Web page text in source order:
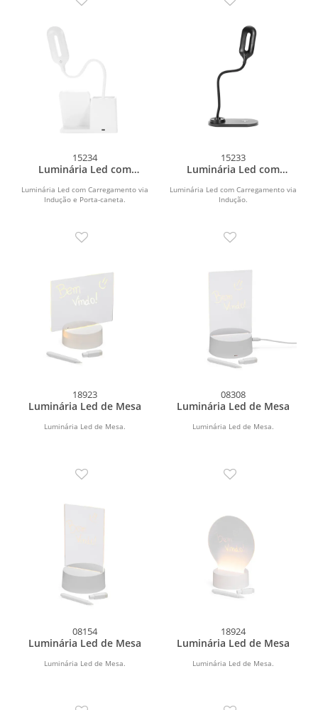
15234
Luminária Led com
Indução e Porta-caneta
Luminária Led com Carregamento via
Indução e Porta-caneta.
15233
Luminária Led com
Indução
Luminária Led com Carregamento via
Indução.
18923
Luminária Led de Mesa
Luminária Led de Mesa.
08308
Luminária Led de Mesa
Luminária Led de Mesa.
08154
Luminária Led de Mesa
Luminária Led de Mesa.
18924
Luminária Led de Mesa
Luminária Led de Mesa.